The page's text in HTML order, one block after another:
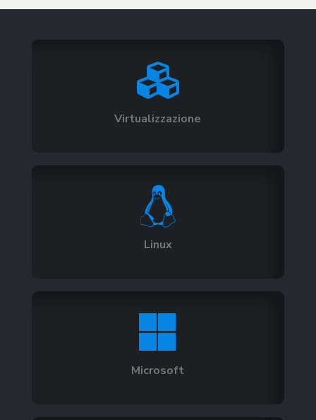

Virtualizzazione

Linux

Microsoft